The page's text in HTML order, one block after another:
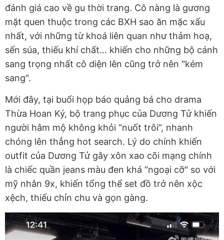
đánh giá cao về gu thời trang. Cô nàng là gương
mặt quen thuộc trong các BXH sao ăn mặc xấu
nhất, với những từ khoá liên quan như thảm hoạ,
sến súa, thiếu khí chất… khiến cho những bộ cánh
sang trọng nhất cô diện lên cũng trở nên "kém
sang".
Mới đây, tại buổi họp báo quảng bá cho drama
Thừa Hoan Ký, bộ trang phục của Dương Tử khiến
người hâm mộ không khỏi “nuốt trôi”, nhanh
chóng lên thẳng hot search. Lý do chính khiến
outfit của Dương Tử gây xôn xao cõi mạng chính
là chiếc quần jeans màu đen khá “ngoại cỡ" so với
mỹ nhân 9x, khiến tổng thể set đồ trở nên xộc
xệch, thiếu chỉn chu và gọn gàng.